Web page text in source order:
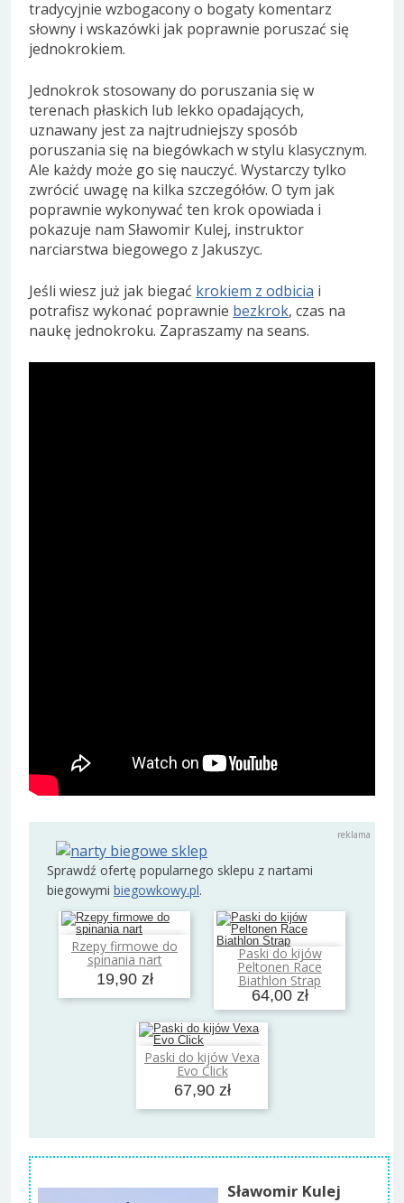
tradycyjnie wzbogacony o bogaty komentarz
słowny i wskazówki jak poprawnie poruszać się
jednokrokiem.
Jednokrok stosowany do poruszania się w
terenach płaskich lub lekko opadających,
uznawany jest za najtrudniejszy sposób
poruszania się na biegówkach w stylu klasycznym.
Ale każdy może go się nauczyć. Wystarczy tylko
zwrócić uwagę na kilka szczegółów. O tym jak
poprawnie wykonywać ten krok opowiada i
pokazuje nam Sławomir Kulej, instruktor
narciarstwa biegowego z Jakuszyc.
Jeśli wiesz już jak biegać krokiem z odbicia i
potrafisz wykonać poprawnie bezkrok, czas na
naukę jednokroku. Zapraszamy na seans.
Sprawdź ofertę popularnego sklepu z nartami
biegowymi biegowkowy.pl.
Rzepy firmowe do
spinania nart
19,90 zł
Dodaj do koszyka Paski do kijów
Peltonen Race
Biathlon Strap
64,00 zł
Dodaj do koszyka
Paski do kijów Vexa
Evo Click
67,90 zł
Dodaj do koszyka
Sławomir Kulej